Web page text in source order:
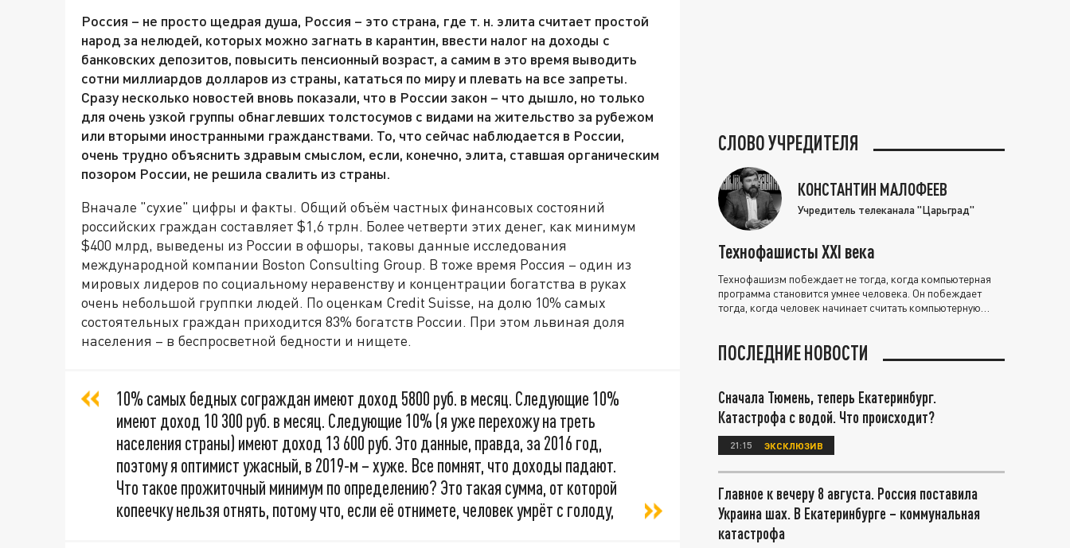
Россия – не просто щедрая душа, Россия – это страна, где т. н. элита считает простой
народ за нелюдей, которых можно загнать в карантин, ввести налог на доходы с
банковских депозитов, повысить пенсионный возраст, а самим в это время выводить
сотни миллиардов долларов из страны, кататься по миру и плевать на все запреты.
Сразу несколько новостей вновь показали, что в России закон – что дышло, но только
для очень узкой группы обнаглевших толстосумов с видами на жительство за рубежом
или вторыми иностранными гражданствами. То, что сейчас наблюдается в России,
очень трудно объяснить здравым смыслом, если, конечно, элита, ставшая органическим
позором России, не решила свалить из страны.
Вначале "сухие" цифры и факты. Общий объём частных финансовых состояний
российских граждан составляет $1,6 трлн. Более четверти этих денег, как минимум
$400 млрд, выведены из России в офшоры, таковы данные исследования
международной компании Boston Consulting Group. В тоже время Россия – один из
мировых лидеров по социальному неравенству и концентрации богатства в руках
очень небольшой группки людей. По оценкам Credit Suisse, на долю 10% самых
состоятельных граждан приходится 83% богатств России. При этом львиная доля
населения – в беспросветной бедности и нищете.
10% самых бедных сограждан имеют доход 5800 руб. в месяц. Следующие 10%
имеют доход 10 300 руб. в месяц. Следующие 10% (я уже перехожу на треть
населения страны) имеют доход 13 600 руб. Это данные, правда, за 2016 год,
поэтому я оптимист ужасный, в 2019-м – хуже. Все помнят, что доходы падают.
Что такое прожиточный минимум по определению? Это такая сумма, от которой
копеечку нельзя отнять, потому что, если её отнимете, человек умрёт с голоду,
СЛОВО УЧРЕДИТЕЛЯ
КОНСТАНТИН МАЛОФЕЕВ
Учредитель телеканала "Царьград"
Технофашисты XXI века
Технофашизм побеждает не тогда, когда компьютерная
программа становится умнее человека. Он побеждает
тогда, когда человек начинает считать компьютерную
ПОСЛЕДНИЕ НОВОСТИ
Сначала Тюмень, теперь Екатеринбург.
Катастрофа с водой. Что происходит?
21:15 ЭКСКЛЮЗИВ
Главное к вечеру 8 августа. Россия поставила
Украина шах. В Екатеринбурге – коммунальная
катастрофа